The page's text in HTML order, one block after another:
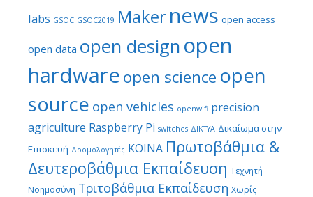
labs GSOC GSOC2019 Makernews open access
open data open designopen
hardwareopen science open
source open vehicles openwifi precision
agriculture Raspberry Pi switches ΔΙΚΤΥΑ Δικαίωμα στην
Επισκευή Δρομολογητές ΚΟΙΝΑ Πρωτοβάθμια &
Δευτεροβάθμια Εκπαίδευση Τεχνητή
Νοημοσύνη Τριτοβάθμια Εκπαίδευση Χωρίς